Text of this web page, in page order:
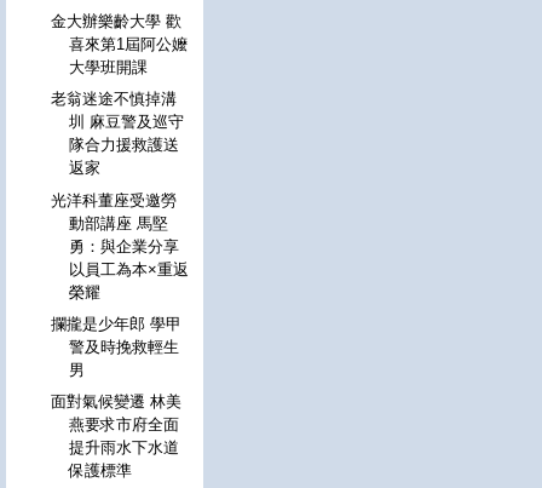
金大辦樂齡大學 歡
喜來第1屆阿公嬤
大學班開課
老翁迷途不慎掉溝
圳 麻豆警及巡守
隊合力援救護送
返家
光洋科董座受邀勞
動部講座 馬堅
勇：與企業分享
以員工為本×重返
榮耀
攔攏是少年郎 學甲
警及時挽救輕生
男
面對氣候變遷 林美
燕要求市府全面
提升雨水下水道
保護標準